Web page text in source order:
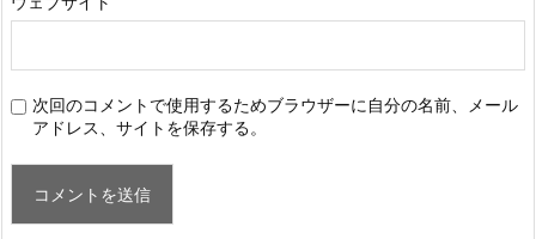
次回のコメントで使用するためブラウザーに自分の名前、メール
アドレス、サイトを保存する。